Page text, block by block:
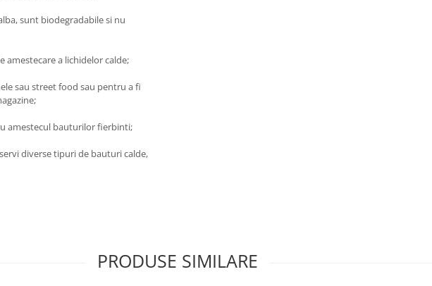
sunt biodegradabile si nu
amestecare a lichidelor calde;
sau street food sau pentru a fi
amestecul bauturilor fierbinti;
diverse tipuri de bauturi calde,
PRODUSE SIMILARE